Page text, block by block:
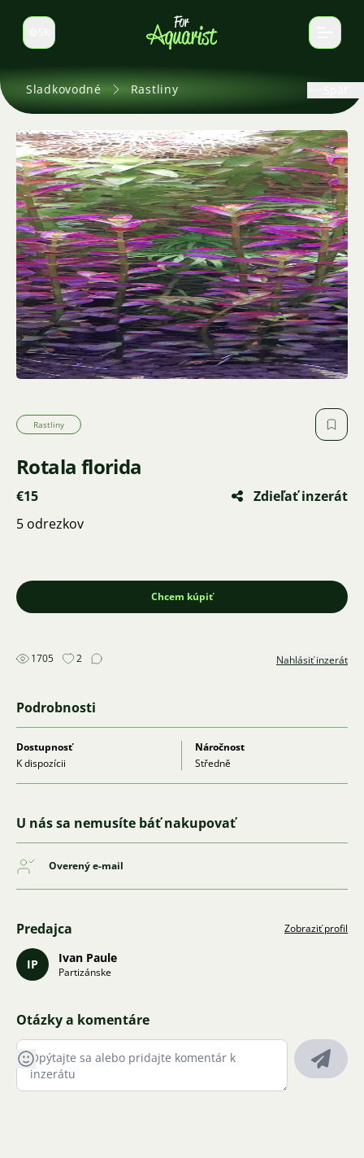
Prepnúť jazyk
Sladkovodné Rastliny
Rastliny
Rotala florida
€15
Zdieľať inzerát
5 odrezkov
Chcem kúpiť
1705 2 Nahlásiť inzerát
Podrobnosti
Dostupnosť
K dispozícii
Náročnost
Středně
U nás sa nemusíte báť nakupovať
Overený e-mail
Predajca Zobraziť profil
IP Ivan Paule
Partizánske
Otázky a komentáre